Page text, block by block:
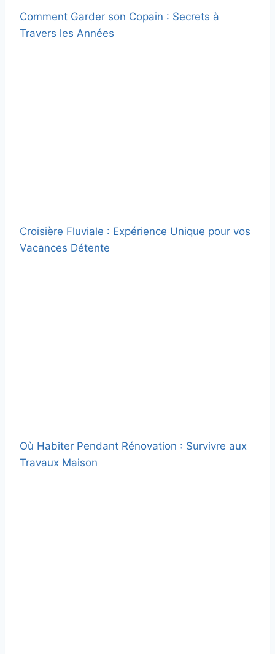
Comment Garder son Copain : Secrets à
Travers les Années
Croisière Fluviale : Expérience Unique pour vos
Vacances Détente
Où Habiter Pendant Rénovation : Survivre aux
Travaux Maison